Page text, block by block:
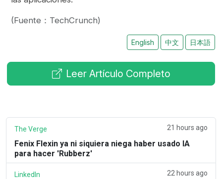
(Fuente：TechCrunch)
English 中文 日本語
Leer Artículo Completo
The Verge 21 hours ago
Fenix Flexin ya ni siquiera niega haber usado IA
para hacer 'Rubberz'
LinkedIn 22 hours ago